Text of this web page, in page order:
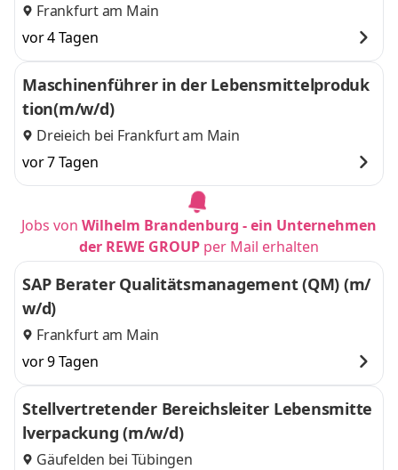
Frankfurt am Main
vor 4 Tagen
Maschinenführer in der Lebensmittelproduk
tion(m/w/d)
Dreieich bei Frankfurt am Main
vor 7 Tagen
Jobs von Wilhelm Brandenburg - ein Unternehmen
der REWE GROUP per Mail erhalten
SAP Berater Qualitätsmanagement (QM) (m/
w/d)
Frankfurt am Main
vor 9 Tagen
Stellvertretender Bereichsleiter Lebensmitte
lverpackung (m/w/d)
Gäufelden bei Tübingen